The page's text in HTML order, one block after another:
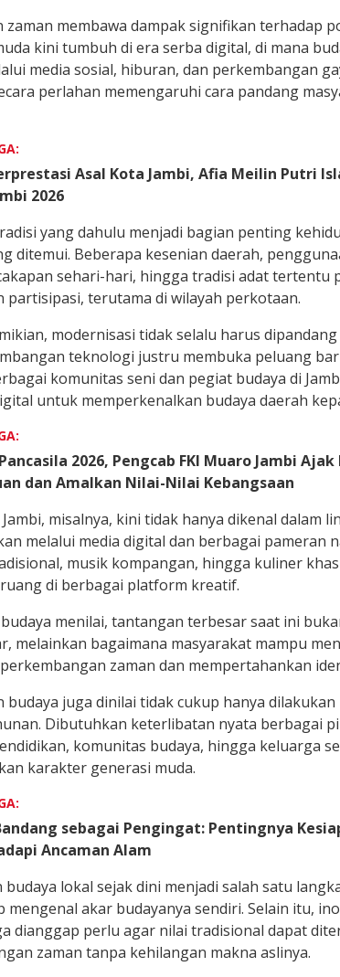
zaman membawa dampak signifikan terhadap
kini tumbuh di era serba digital, di mana
media sosial, hiburan, dan perkembangan
perlahan memengaruhi cara pandang
Asal Kota Jambi, Afia Meilin Putri
2026
yang dahulu menjadi bagian penting
ditemui. Beberapa kesenian daerah,
sehari-hari, hingga tradisi adat tertentu
partisipasi, terutama di wilayah perkotaan.
modernisasi tidak selalu harus dipandang
teknologi justru membuka peluang
komunitas seni dan pegiat budaya di
untuk memperkenalkan budaya daerah
2026, Pengcab FKI Muaro Jambi
dan Amalkan Nilai-Nilai Kebangsaan
misalnya, kini tidak hanya dikenal dalam
melalui media digital dan berbagai pameran
musik kompangan, hingga kuliner
di berbagai platform kreatif.
menilai, tantangan terbesar saat ini
melainkan bagaimana masyarakat mampu
zaman dan mempertahankan
budaya juga dinilai tidak cukup hanya
Dibutuhkan keterlibatan nyata berbagai
komunitas budaya, hingga keluarga
karakter generasi muda.
sebagai Pengingat: Pentingnya
Ancaman Alam
budaya lokal sejak dini menjadi salah satu
mengenal akar budayanya sendiri. Selain itu,
dianggap perlu agar nilai tradisional dapat
zaman tanpa kehilangan makna aslinya.